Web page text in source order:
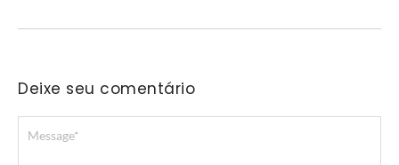
Deixe seu comentário